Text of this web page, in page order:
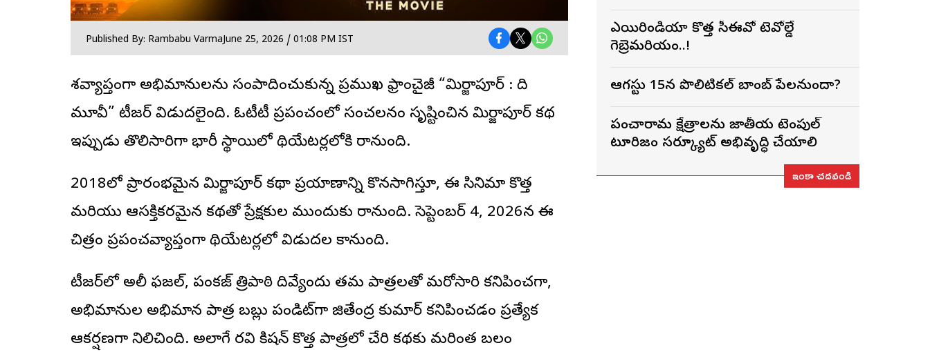
Published By: Rambabu VarmaJune 25, 2026 / 01:08 PM IST
దేశవ్యాప్తంగా అభిమానులను సంపాదించుకున్న ప్రముఖ ఫ్రాంచైజీ “మిర్జాపూర్ : ది
మూవీ” టీజర్ విడుదలైంది. ఓటీటీ ప్రపంచంలో సంచలనం సృష్టించిన మిర్జాపూర్ కథ
ఇప్పుడు తొలిసారిగా భారీ స్థాయిలో థియేటర్లలోకి రానుంది.
2018లో ప్రారంభమైన మిర్జాపూర్ కథా ప్రయాణాన్ని కొనసాగిస్తూ, ఈ సినిమా కొత్త
మరియు ఆసక్తికరమైన కథతో ప్రేక్షకుల ముందుకు రానుంది. సెప్టెంబర్ 4, 2026న ఈ
చిత్రం ప్రపంచవ్యాప్తంగా థియేటర్లలో విడుదల కానుంది.
టీజర్‌లో అలీ ఫజల్, పంకజ్ త్రిపాఠి దివ్యేందు తమ పాత్రలతో మరోసారి కనిపించగా,
అభిమానుల అభిమాన పాత్ర బబ్లు పండిట్‌గా జితేంద్ర కుమార్ కనిపించడం ప్రత్యేక
ఆకర్షణగా నిలిచింది. అలాగే రవి కిషన్ కొత్త పాత్రలో చేరి కథకు మరింత బలం
ఎయిరిండియా కొత్త సీఈవోగా టెవోల్డే
గెబ్రెమరియం..!
ఆగస్టు 15న పొలిటికల్ బాంబ్ పేలనుందా?
పంచారామ క్షేత్రాలను జాతీయ టెంపుల్
టూరిజం సర్క్యూట్‌గా అభివృద్ధి చేయాలి
ఇంకా చదవండి